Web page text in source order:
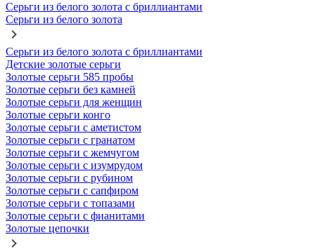
Серьги из белого золота с бриллиантами
Серьги из белого золота
Серьги из белого золота с бриллиантами
Детские золотые серьги
Золотые серьги 585 пробы
Золотые серьги без камней
Золотые серьги для женщин
Золотые серьги конго
Золотые серьги с аметистом
Золотые серьги с гранатом
Золотые серьги с жемчугом
Золотые серьги с изумрудом
Золотые серьги с рубином
Золотые серьги с сапфиром
Золотые серьги с топазами
Золотые серьги с фианитами
Золотые цепочки